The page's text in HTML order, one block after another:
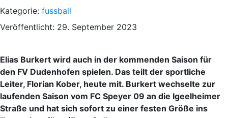
Kategorie: fussball
Veröffentlicht: 29. September 2023
Elias Burkert wird auch in der kommenden Saison für
den FV Dudenhofen spielen. Das teilt der sportliche
Leiter, Florian Kober, heute mit. Burkert wechselte zur
laufenden Saison vom FC Speyer 09 an die Igeelheimer
Straße und hat sich sofort zu einer festen Größe ins